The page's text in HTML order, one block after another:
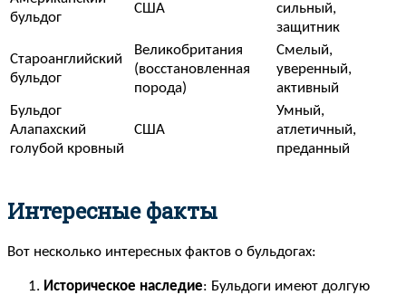
бульдог
США
сильный,
защитник
Староанглийский
бульдог
Великобритания
(восстановленная
порода)
Смелый,
уверенный,
активный
Бульдог
Алапахский
голубой кровный
США
Умный,
атлетичный,
преданный
Интересные факты
Вот несколько интересных фактов о бульдогах:
Историческое наследие: Бульдоги имеют долгую